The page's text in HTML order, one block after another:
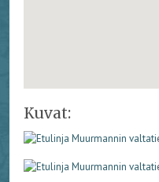
Kuvat: